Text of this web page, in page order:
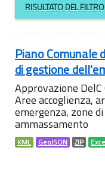
RISULTATO DEL FILTRO
Piano Comunale
di gestione
Approvazione
Aree accoglienza,
emergenza, zone
ammassamento
KML GeoJSON ZIP